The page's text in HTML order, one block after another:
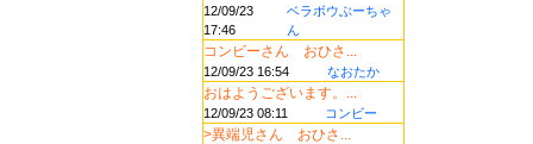
12/09/23
17:46
ベラボウぶーちゃ
ん
コンビーさん おひさ...
12/09/23 16:54 なおたか
おはようございます。...
12/09/23 08:11 コンビー
>異端児さん おひさ...